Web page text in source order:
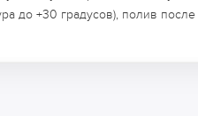
до +30 градусов), полив